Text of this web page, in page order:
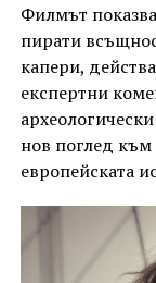
Филмът
пирати
капери,
експертни
нов поглед към
европейската